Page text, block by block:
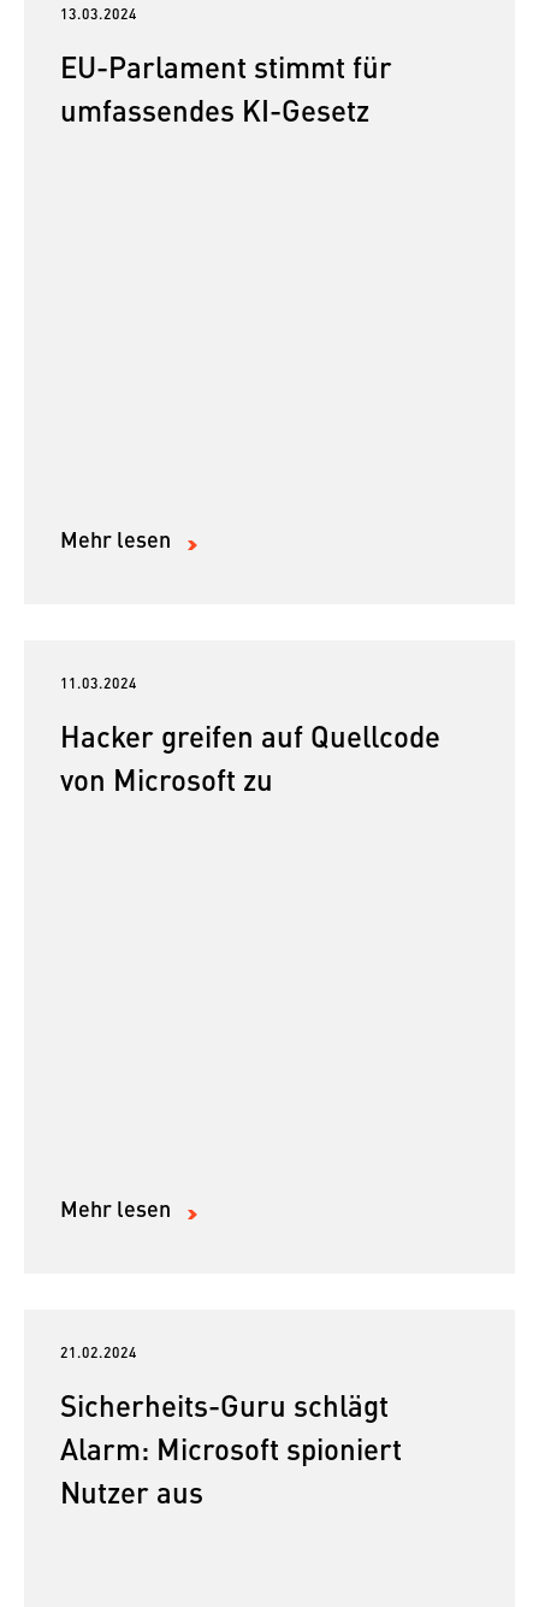
13.03.2024
EU-Parlament stimmt für
umfassendes KI-Gesetz
Mehr lesen
11.03.2024
Hacker greifen auf Quellcode
von Microsoft zu
Mehr lesen
21.02.2024
Sicherheits-Guru schlägt
Alarm: Microsoft spioniert
Nutzer aus